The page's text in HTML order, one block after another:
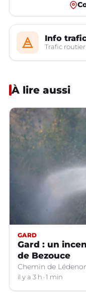
Info
Trafic
À lire aussi
GARD
Gard : un
de Bezouce
Chemin de
il y a 3 h 1 min